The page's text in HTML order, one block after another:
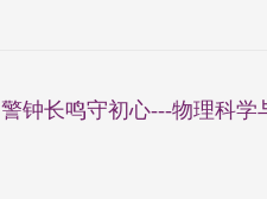
警钟长鸣守初心---物理科学